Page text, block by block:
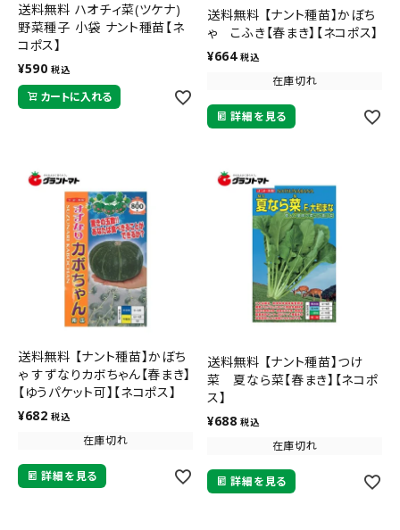
送料無料 ハオチィ菜(ツケナ)
野菜種子 小袋 ナント種苗【ネ
コポス】
¥590 税込
カートに入れる
送料無料 【ナント種苗】かぼち
ゃ こふき【春まき】【ネコポス】
¥664 税込
在庫切れ
詳細を見る
送料無料 【ナント種苗】かぼち
ゃ すずなりカボちゃん【春まき】
【ゆうパケット可】【ネコポス】
¥682 税込
在庫切れ
詳細を見る
送料無料 【ナント種苗】つけ
菜 夏なら菜【春まき】【ネコポ
ス】
¥688 税込
在庫切れ
詳細を見る